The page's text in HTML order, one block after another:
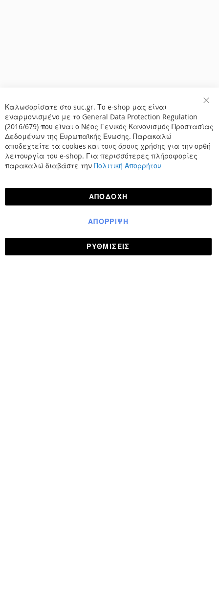
Καλωσορίσατε στο suc.gr. Το e-shop μας είναι
εναρμονισμένο με το General Data Protection Regulation
(2016/679) που είναι ο Νέος Γενικός Κανονισμός Προστασίας
Δεδομένων της Ευρωπαϊκής Ένωσης. Παρακαλώ
αποδεχτείτε τα cookies και τους όρους χρήσης για την ορθή
λειτουργία του e-shop. Για περισσότερες πλήροφορίες
παρακαλώ διαβάστε την Πολιτική Απορρήτου
ΑΠΟΔΟΧΉ
ΡΥΘΜΊΣΕΙΣ
ΑΠΌΡΡΙΨΗ